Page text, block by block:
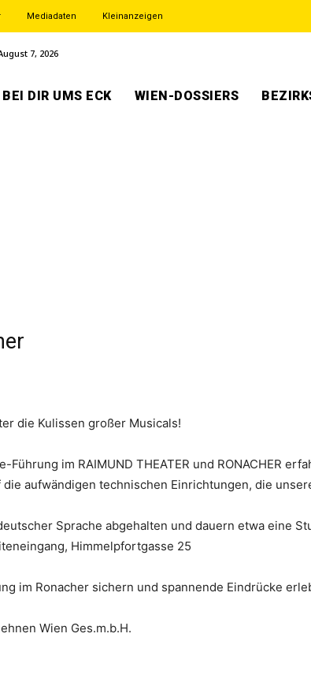
Mediadaten Kleinanzeigen
7, 2026
BEI DIR UMS ECK WIEN-DOSSIERS
die Kulissen großer Musicals!
Führung im RAIMUND THEATER und RONACHER
aufwändigen technischen Einrichtungen, die
Sprache abgehalten und dauern etwa eine
Himmelpfortgasse 25
im Ronacher sichern und spannende Eindrücke
Wien Ges.m.b.H.